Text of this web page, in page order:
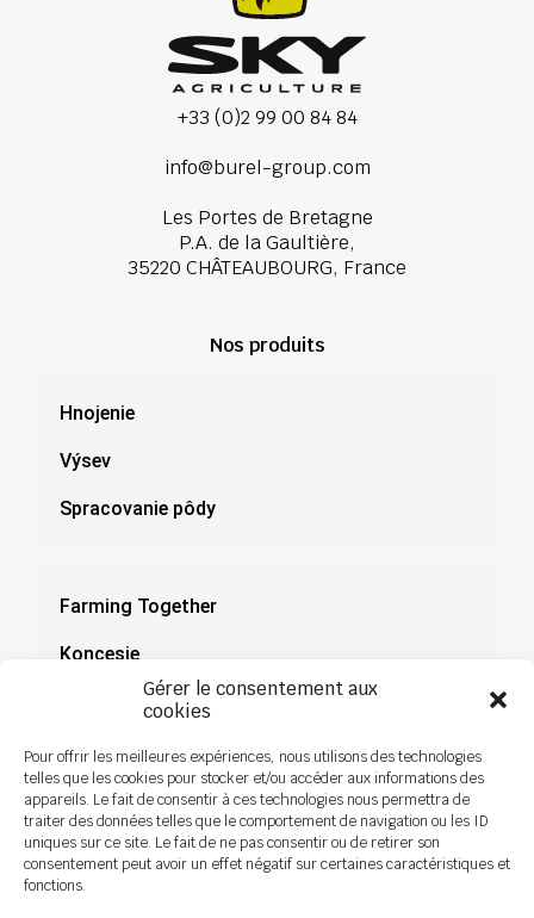
Gérer le consentement aux
cookies
Pour offrir les meilleures expériences, nous utilisons des technologies
telles que les cookies pour stocker et/ou accéder aux informations des
appareils. Le fait de consentir à ces technologies nous permettra de
traiter des données telles que le comportement de navigation ou les ID
uniques sur ce site. Le fait de ne pas consentir ou de retirer son
consentement peut avoir un effet négatif sur certaines caractéristiques et
fonctions.
+33 (0)2 99 00 84 84
info@burel-group.com
Les Portes de Bretagne
P.A. de la Gaultière,
35220 CHÂTEAUBOURG, France
Nos produits
Hnojenie
Výsev
Spracovanie pôdy
Farming Together
Koncesie
Dokumentácia
Novinky